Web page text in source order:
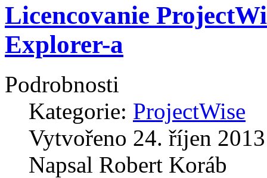
Licencovanie
Explorer-a
Podrobnosti
Kategorie: ProjectWise
Vytvořeno 24. říjen 2013
Napsal Robert Koráb